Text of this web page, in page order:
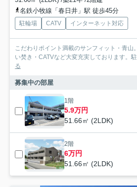
名鉄小牧線「春日井」駅 徒歩45分
駐輪場 CATV インターネット対応
こだわりポイント満載のサンフィット・青山
い焚き・CATVなど大変充実しております。
る
募集中の部屋
1階
5.9万円
51.66㎡ (2LDK)
2階
6万円
51.66㎡ (2LDK)